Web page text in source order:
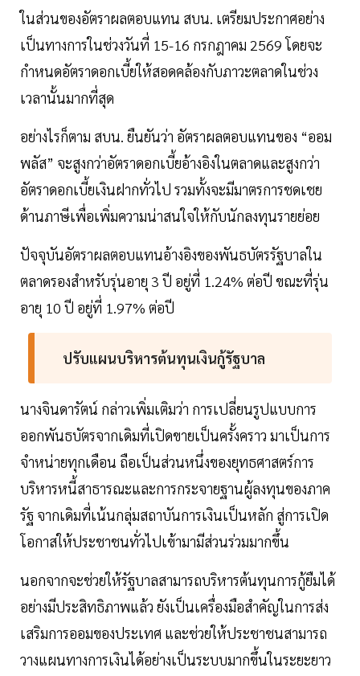
ในส่วนของอัตราผลตอบแทน สบน. เตรียมประกาศอย่าง
เป็นทางการในช่วงวันที่ 15-16 กรกฎาคม 2569 โดยจะ
กำหนดอัตราดอกเบี้ยให้สอดคล้องกับภาวะตลาดในช่วง
เวลานั้นมากที่สุด
อย่างไรก็ตาม สบน. ยืนยันว่า อัตราผลตอบแทนของ “ออม
พลัส” จะสูงกว่าอัตราดอกเบี้ยอ้างอิงในตลาดและสูงกว่า
อัตราดอกเบี้ยเงินฝากทั่วไป รวมทั้งจะมีมาตรการชดเชย
ด้านภาษีเพื่อเพิ่มความน่าสนใจให้กับนักลงทุนรายย่อย
ปัจจุบันอัตราผลตอบแทนอ้างอิงของพันธบัตรรัฐบาลใน
ตลาดรองสำหรับรุ่นอายุ 3 ปี อยู่ที่ 1.24% ต่อปี ขณะที่รุ่น
อายุ 10 ปี อยู่ที่ 1.97% ต่อปี
ปรับแผนบริหารต้นทุนเงินกู้รัฐบาล
นางจินดารัตน์ กล่าวเพิ่มเติมว่า การเปลี่ยนรูปแบบการ
ออกพันธบัตรจากเดิมที่เปิดขายเป็นครั้งคราว มาเป็นการ
จำหน่ายทุกเดือน ถือเป็นส่วนหนึ่งของยุทธศาสตร์การ
บริหารหนี้สาธารณะและการกระจายฐานผู้ลงทุนของภาค
รัฐ จากเดิมที่เน้นกลุ่มสถาบันการเงินเป็นหลัก สู่การเปิด
โอกาสให้ประชาชนทั่วไปเข้ามามีส่วนร่วมมากขึ้น
นอกจากจะช่วยให้รัฐบาลสามารถบริหารต้นทุนการกู้ยืมได้
อย่างมีประสิทธิภาพแล้ว ยังเป็นเครื่องมือสำคัญในการส่ง
เสริมการออมของประเทศ และช่วยให้ประชาชนสามารถ
วางแผนทางการเงินได้อย่างเป็นระบบมากขึ้นในระยะยาว